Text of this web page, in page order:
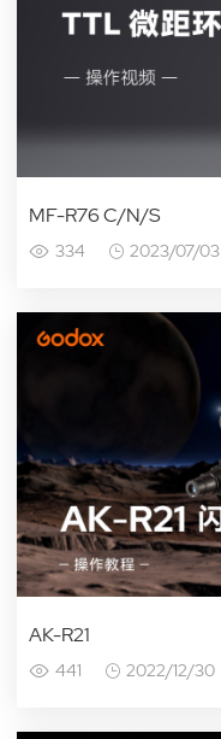
MF-R76 C/N/S
334 2023/07/03
AK-R21
441 2022/12/30